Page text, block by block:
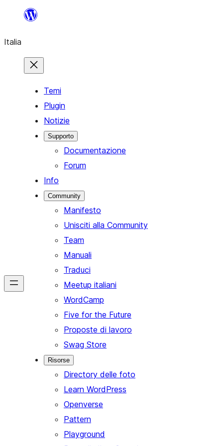
contenuto
Italia
Temi
Plugin
Notizie
Supporto
Documentazione
Forum
Info
Community
Manifesto
Unisciti alla Community
Team
Manuali
Traduci
Meetup italiani
WordCamp
Five for the Future
Proposte di lavoro
Swag Store
Risorse
Directory delle foto
Learn WordPress
Openverse
Pattern
Playground